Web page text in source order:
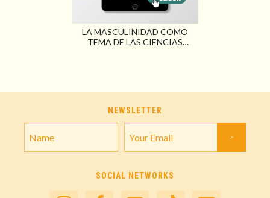
LA MASCULINIDAD COMO
TEMA DE LAS CIENCIAS
NEWSLETTER
SOCIAL NETWORKS